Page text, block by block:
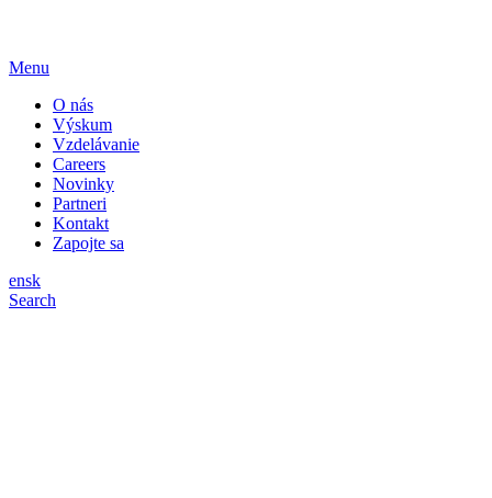
Menu
O nás
Výskum
Vzdelávanie
Careers
Novinky
Partneri
Kontakt
Zapojte sa
ensk
Search